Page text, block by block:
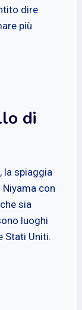
dire
più
di
la spiaggia
con
sia
luoghi
Stati Uniti.